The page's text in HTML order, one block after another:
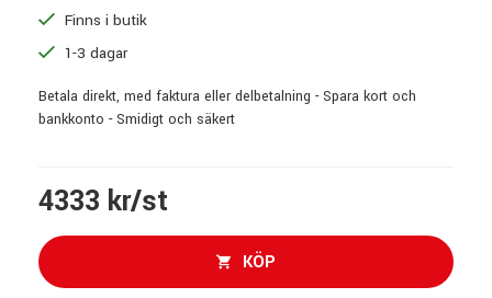
Finns i butik
1-3 dagar
Betala direkt, med faktura eller delbetalning - Spara kort och
bankkonto - Smidigt och säkert
4333 kr/st
KÖP